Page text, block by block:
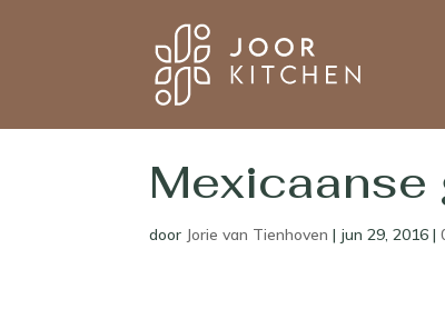
door Jorie van Tienhoven | jun 29, 2016 |